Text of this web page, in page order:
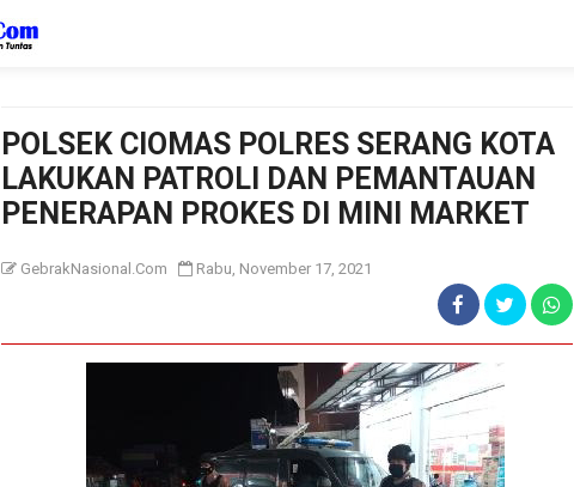
POLSEK CIOMAS POLRES SERANG KOTA
LAKUKAN PATROLI DAN PEMANTAUAN
PENERAPAN PROKES DI MINI MARKET
GebrakNasional.Com Rabu, November 17, 2021